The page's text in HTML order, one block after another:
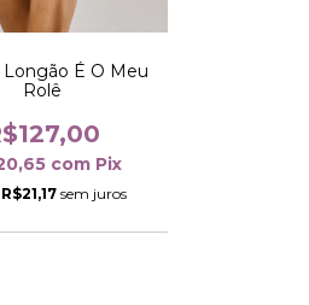
É O Meu
Rolê
com Pix
R$21,17 sem juros